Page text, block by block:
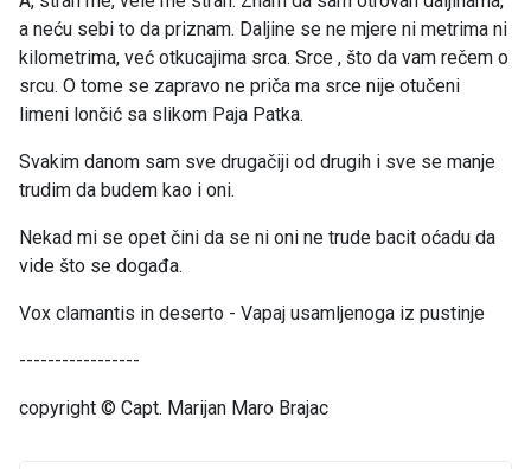
a neću sebi to da priznam. Daljine se ne mjere ni metrima ni
kilometrima, već otkucajima srca. Srce , što da vam rečem o
srcu. O tome se zapravo ne priča ma srce nije otučeni
limeni lončić sa slikom Paja Patka.
Svakim danom sam sve drugačiji od drugih i sve se manje
trudim da budem kao i oni.
Nekad mi se opet čini da se ni oni ne trude bacit oćadu da
vide što se događa.
Vox clamantis in deserto - Vapaj usamljenoga iz pustinje
-----------------
copyright © Capt. Marijan Maro Brajac